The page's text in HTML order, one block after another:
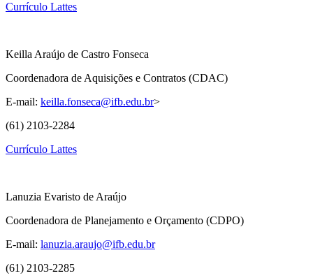
Currículo Lattes
Keilla Araújo de Castro Fonseca
Coordenadora de Aquisições e Contratos (CDAC)
E-mail: keilla.fonseca@ifb.edu.br>
(61) 2103-2284
Currículo Lattes
Lanuzia Evaristo de Araújo
Coordenadora de Planejamento e Orçamento (CDPO)
E-mail: lanuzia.araujo@ifb.edu.br
(61) 2103-2285